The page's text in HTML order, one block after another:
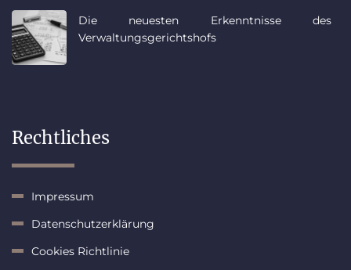
Die neuesten Erkenntnisse des
Verwaltungsgerichtshofs
Rechtliches
Impressum
Datenschutzerklärung
Cookies Richtlinie